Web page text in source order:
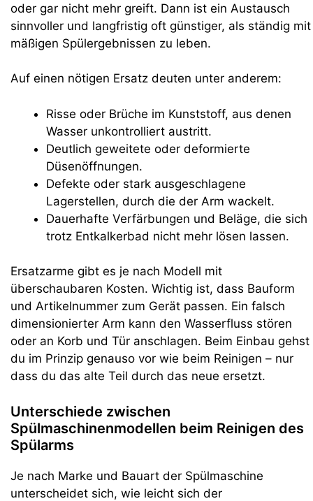
oder gar nicht mehr greift. Dann ist ein Austausch
sinnvoller und langfristig oft günstiger, als ständig mit
mäßigen Spülergebnissen zu leben.
Auf einen nötigen Ersatz deuten unter anderem:
Risse oder Brüche im Kunststoff, aus denen
Wasser unkontrolliert austritt.
Deutlich geweitete oder deformierte
Düsenöffnungen.
Defekte oder stark ausgeschlagene
Lagerstellen, durch die der Arm wackelt.
Dauerhafte Verfärbungen und Beläge, die sich
trotz Entkalkerbad nicht mehr lösen lassen.
Ersatzarme gibt es je nach Modell mit
überschaubaren Kosten. Wichtig ist, dass Bauform
und Artikelnummer zum Gerät passen. Ein falsch
dimensionierter Arm kann den Wasserfluss stören
oder an Korb und Tür anschlagen. Beim Einbau gehst
du im Prinzip genauso vor wie beim Reinigen – nur
dass du das alte Teil durch das neue ersetzt.
Unterschiede zwischen
Spülmaschinenmodellen beim Reinigen des
Spülarms
Je nach Marke und Bauart der Spülmaschine
unterscheidet sich, wie leicht sich der